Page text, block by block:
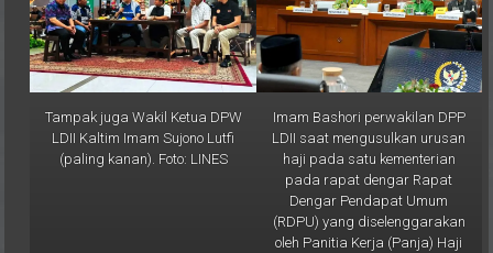
Tampak juga Wakil Ketua DPW
LDII Kaltim Imam Sujono Lutfi
(paling kanan). Foto: LINES
Imam Bashori perwakilan DPP
LDII saat mengusulkan urusan
haji pada satu kementerian
pada rapat dengar Rapat
Dengar Pendapat Umum
(RDPU) yang diselenggarakan
oleh Panitia Kerja (Panja) Haji